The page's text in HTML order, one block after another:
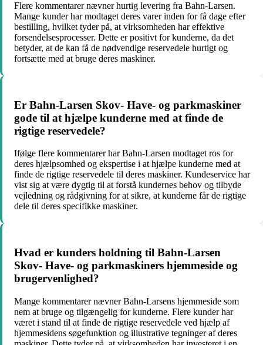
Flere kommentarer nævner hurtig levering fra Bahn-Larsen.
Mange kunder har modtaget deres varer inden for få dage efter
bestilling, hvilket tyder på, at virksomheden har effektive
forsendelsesprocesser. Dette er positivt for kunderne, da det
betyder, at de kan få de nødvendige reservedele hurtigt og
fortsætte med at bruge deres maskiner.
Er Bahn-Larsen Skov- Have- og parkmaskiner
gode til at hjælpe kunderne med at finde de
rigtige reservedele?
Ifølge flere kommentarer har Bahn-Larsen modtaget ros for
deres hjælpsomhed og ekspertise i at hjælpe kunderne med at
finde de rigtige reservedele til deres maskiner. Kundeservice har
vist sig at være dygtig til at forstå kundernes behov og tilbyde
vejledning og rådgivning for at sikre, at kunderne får de rigtige
dele til deres specifikke maskiner.
Hvad er kunders holdning til Bahn-Larsen
Skov- Have- og parkmaskiners hjemmeside og
brugervenlighed?
Mange kommentarer nævner Bahn-Larsens hjemmeside som
nem at bruge og tilgængelig for kunderne. Flere kunder har
været i stand til at finde de rigtige reservedele ved hjælp af
hjemmesidens søgefunktion og illustrative tegninger af deres